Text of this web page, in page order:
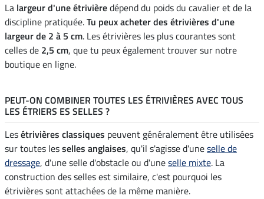
La largeur d'une étrivièredépend du poids du cavalier et de la
discipline pratiquée.Tu peux acheter des étrivières d'une
largeur de 2 à 5 cm. Les étrivières les plus courantes sont
celles de 2,5 cm, que tu peux également trouver sur notre
boutique en ligne.
PEUT-ON COMBINER TOUTES LES ÉTRIVIÈRES AVEC TOUS
LES ÉTRIERS ES SELLES ?
Lesétrivières classiques peuvent généralement être utilisées
sur toutes lesselles anglaises, qu'il s'agisse d'uneselle de
dressage, d'une selle d'obstacle ou d'uneselle mixte. La
construction des selles est similaire, c'est pourquoi les
étrivières sont attachées de la même manière.